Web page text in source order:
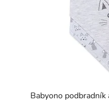
Babyono podbradník